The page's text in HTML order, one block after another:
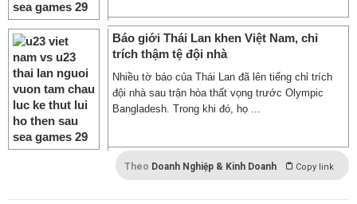
Báo giới Thái Lan khen Việt Nam, chỉ
trích thậm tệ đội nhà
Nhiều tờ báo của Thái Lan đã lên tiếng chỉ trích
đội nhà sau trận hòa thất vọng trước Olympic
Bangladesh. Trong khi đó, họ ...
Theo Doanh Nghiệp & Kinh Doanh Copy link